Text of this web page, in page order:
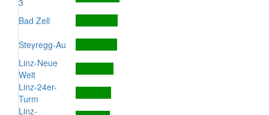
3
Bad Zell
Steyregg-Au
Linz-Neue
Welt
Linz-24er-
Turm
Linz-